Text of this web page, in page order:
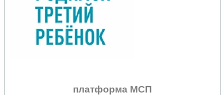
платформа МСП